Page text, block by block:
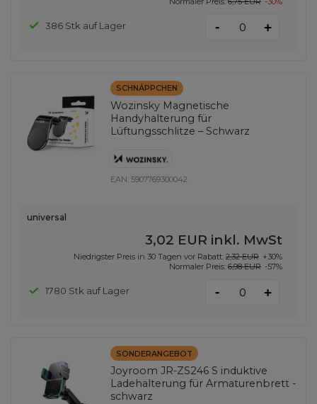
386 Stk auf Lager - +
SCHNÄPPCHEN
Wozinsky Magnetische
Handyhalterung für
Lüftungsschlitze – Schwarz
EAN: 5907769300042
universal
3,02 EUR inkl. MwSt
Niedrigster Preis in 30 Tagen vor Rabatt: 2,32 EUR +30%
Normaler Preis: 6,98 EUR -57%
1780 Stk auf Lager - +
SONDERANGEBOT
Joyroom JR-ZS246 S induktive
Ladehalterung für Armaturenbrett -
schwarz